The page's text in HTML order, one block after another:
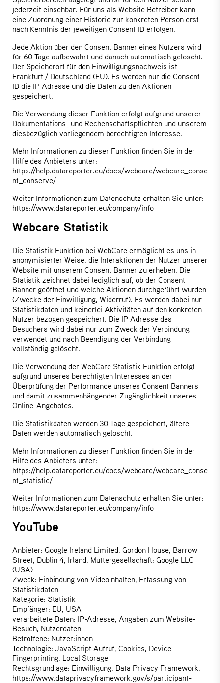
jederzeit einsehbar. Für uns als Website Betreiber kann
eine Zuordnung einer Historie zur konkreten Person erst
nach Kenntnis der jeweiligen Consent ID erfolgen.
Jede Aktion über den Consent Banner eines Nutzers wird
für 60 Tage aufbewahrt und danach automatisch gelöscht.
Der Speicherort für den Einwilligungsnachweis ist
Frankfurt / Deutschland (EU). Es werden nur die Consent
ID die IP Adresse und die Daten zu den Aktionen
gespeichert.
Die Verwendung dieser Funktion erfolgt aufgrund unserer
Dokumentations- und Rechenschaftspflichten und unserem
diesbezüglich vorliegendem berechtigten Interesse.
Mehr Informationen zu dieser Funktion finden Sie in der
Hilfe des Anbieters unter:
https://help.datareporter.eu/docs/webcare/webcare_conse
nt_conserve/
Weiter Informationen zum Datenschutz erhalten Sie unter:
https://www.datareporter.eu/company/info
Webcare Statistik
Die Statistik Funktion bei WebCare ermöglicht es uns in
anonymisierter Weise, die Interaktionen der Nutzer unserer
Website mit unserem Consent Banner zu erheben. Die
Statistik zeichnet dabei lediglich auf, ob der Consent
Banner geöffnet und welche Aktionen durchgeführt wurden
(Zwecke der Einwilligung, Widerruf). Es werden dabei nur
Statistikdaten und keinerlei Aktivitäten auf den konkreten
Nutzer bezogen gespeichert. Die IP Adresse des
Besuchers wird dabei nur zum Zweck der Verbindung
verwendet und nach Beendigung der Verbindung
vollständig gelöscht.
Die Verwendung der WebCare Statistik Funktion erfolgt
aufgrund unseres berechtigten Interesses an der
Überprüfung der Performance unseres Consent Banners
und damit zusammenhängender Zugänglichkeit unseres
Online-Angebotes.
Die Statistikdaten werden 30 Tage gespeichert, ältere
Daten werden automatisch gelöscht.
Mehr Informationen zu dieser Funktion finden Sie in der
Hilfe des Anbieters unter:
https://help.datareporter.eu/docs/webcare/webcare_conse
nt_statistic/
Weiter Informationen zum Datenschutz erhalten Sie unter:
https://www.datareporter.eu/company/info
YouTube
Anbieter: Google Ireland Limited, Gordon House, Barrow
Street, Dublin 4, Irland, Muttergesellschaft: Google LLC
(USA)
Zweck: Einbindung von Videoinhalten, Erfassung von
Statistikdaten
Kategorie: Statistik
Empfänger: EU, USA
verarbeitete Daten: IP-Adresse, Angaben zum Website-
Besuch, Nutzerdaten
Betroffene: Nutzer:innen
Technologie: JavaScript Aufruf, Cookies, Device-
Fingerprinting, Local Storage
Rechtsgrundlage: Einwilligung, Data Privacy Framework,
https://www.dataprivacyframework.gov/s/participant-